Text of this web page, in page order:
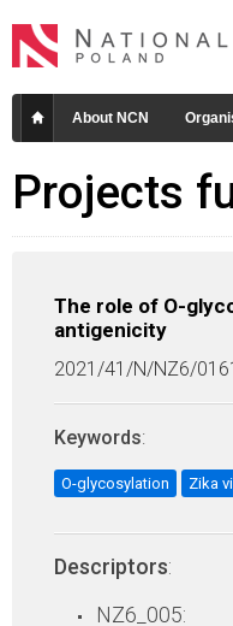
About NCN
Projects
The role of O-
antigenicity
2021/41/N/NZ6/
Keywords:
O-glycosylation Zika
Descriptors:
NZ6_005: